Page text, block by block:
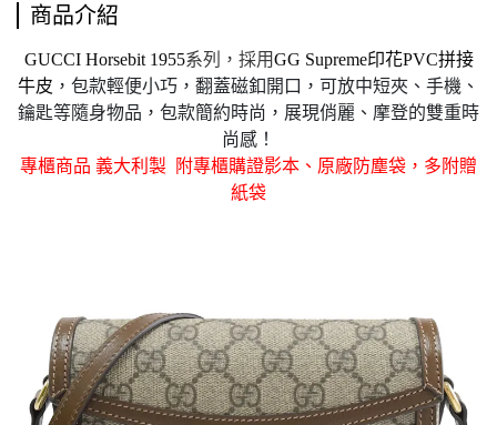
商品介紹
GUCCI Horsebit 1955系列，採用GG Supreme印花PVC拼接
牛皮 ，包款輕便小巧，翻蓋磁釦開口，可放中短夾、手機、
鑰匙等隨身物品，包款簡約時尚，展現俏麗、摩登的雙重時
尚感！
專櫃商品 義大利製 附專櫃購證影本、原廠防塵袋，多附贈
紙袋